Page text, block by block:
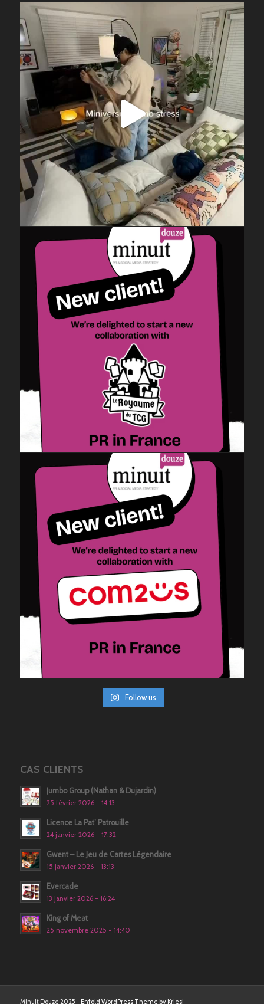
Follow us
CAS CLIENTS
Jumbo Group (Nathan & Dujardin)
25 février 2026 - 14:13
Licence La Pat’ Patrouille
24 janvier 2026 - 17:32
Gwent – Le Jeu de Cartes Légendaire
15 janvier 2026 - 13:13
Evercade
13 janvier 2026 - 16:24
King of Meat
25 novembre 2025 - 14:40
Minuit Douze 2025 - Enfold WordPress Theme by Kriesi